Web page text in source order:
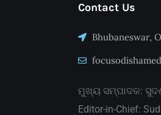
Contact Us
Bhubaneswar,
ମୁଖ୍ୟ ସମ୍ପାଦକ:
Editor-in-Chief: